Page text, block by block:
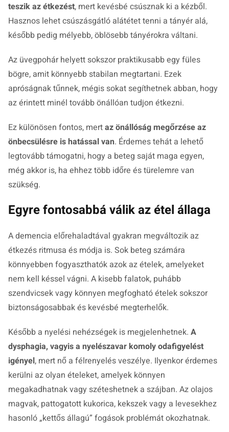
teszik az étkezést, mert kevésbé csúsznak ki a kézből.
Hasznos lehet csúszásgátló alátétet tenni a tányér alá,
később pedig mélyebb, öblösebb tányérokra váltani.
Az üvegpohár helyett sokszor praktikusabb egy füles
bögre, amit könnyebb stabilan megtartani. Ezek
apróságnak tűnnek, mégis sokat segíthetnek abban, hogy
az érintett minél tovább önállóan tudjon étkezni.
Ez különösen fontos, mertaz önállóság megőrzése az
önbecsülésre is hatással van. Érdemes tehát a lehető
legtovább támogatni, hogy a beteg saját maga egyen,
még akkor is, ha ehhez több időre és türelemre van
szükség.
Egyre fontosabbá válik az étel állaga
A demencia előrehaladtával gyakran megváltozik az
étkezés ritmusa és módja is. Sok beteg számára
könnyebben fogyaszthatók azok az ételek, amelyeket
nem kell késsel vágni. A kisebb falatok, puhább
szendvicsek vagy könnyen megfogható ételek sokszor
biztonságosabbak és kevésbé megterhelők.
Később a nyelési nehézségek is megjelenhetnek. A
dysphagia, vagyis a nyelészavar komoly odafigyelést
igényel, mert nő a félrenyelés veszélye. Ilyenkor érdemes
kerülni az olyan ételeket, amelyek könnyen
megakadhatnak vagy széteshetnek a szájban. Az olajos
magvak, pattogatott kukorica, kekszek vagy a levesekhez
hasonló „kettős állagú” fogások problémát okozhatnak.